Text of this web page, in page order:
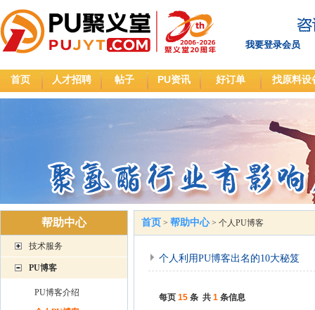
我要登录会员
首页 人才招聘 帖子 PU资讯 好订单 找原料设
首页 > 帮助中心> 个人PU博客
个人利用PU博客出名的10大秘笈
每页 15 条 共 1 条信息
帮助中心
技术服务
PU博客
PU博客介绍